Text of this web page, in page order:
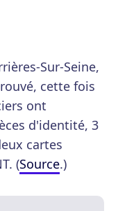
Sur-Seine,
cette fois
ont
d'identité, 3
cartes
(Source.)